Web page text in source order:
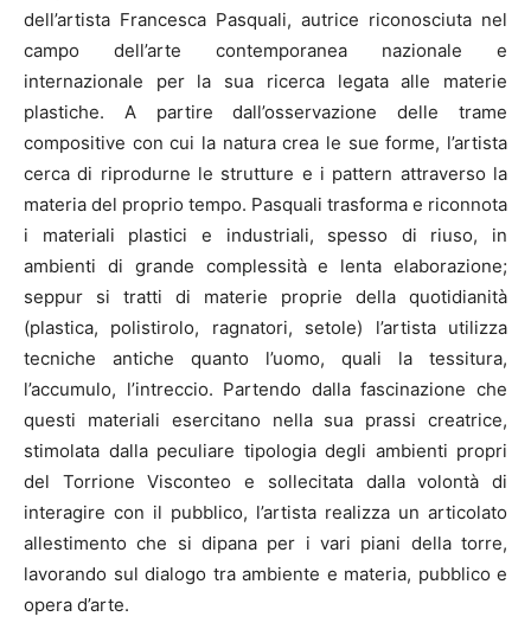
dell’artista Francesca Pasquali, autrice riconosciuta nel
campo dell’arte contemporanea nazionale e
internazionale per la sua ricerca legata alle materie
plastiche. A partire dall’osservazione delle trame
compositive con cui la natura crea le sue forme, l’artista
cerca di riprodurne le strutture e i pattern attraverso la
materia del proprio tempo. Pasquali trasforma e riconnota
i materiali plastici e industriali, spesso di riuso, in
ambienti di grande complessità e lenta elaborazione;
seppur si tratti di materie proprie della quotidianità
(plastica, polistirolo, ragnatori, setole) l’artista utilizza
tecniche antiche quanto l’uomo, quali la tessitura,
l’accumulo, l’intreccio. Partendo dalla fascinazione che
questi materiali esercitano nella sua prassi creatrice,
stimolata dalla peculiare tipologia degli ambienti propri
del Torrione Visconteo e sollecitata dalla volontà di
interagire con il pubblico, l’artista realizza un articolato
allestimento che si dipana per i vari piani della torre,
lavorando sul dialogo tra ambiente e materia, pubblico e
opera d’arte.